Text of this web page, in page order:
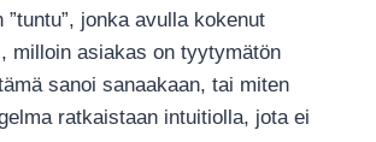
”tuntu”, jonka avulla kokenut
milloin asiakas on tyytymätön
sanoi sanaakaan, tai miten
ratkaistaan intuitiolla, jota ei